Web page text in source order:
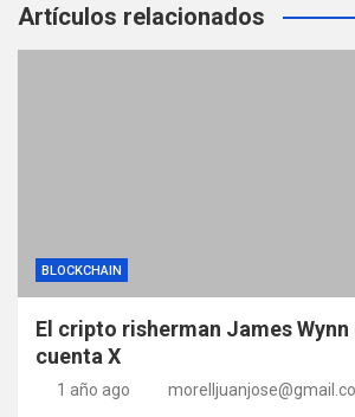
Artículos relacionados
BLOCKCHAIN
El cripto risherman James
cuenta X
1 año ago